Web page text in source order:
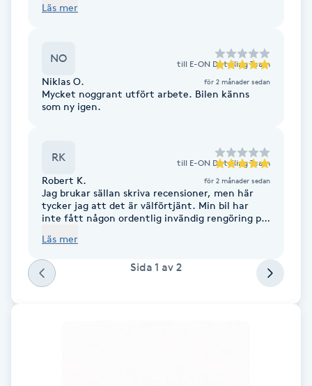
Cryoterapi
Diamantslipning
Enzympeeling
Extensions
Läs mer
NO till E-ON Detailing Team
Niklas O. för 2 månader sedan
Mycket noggrant utfört arbete. Bilen känns
som ny igen.
RK till E-ON Detailing Team
Robert K. för 2 månader sedan
Jag brukar sällan skriva recensioner, men här
tycker jag att det är välförtjänt. Min bil har
inte fått någon ordentlig invändig rengöring på
på vad som faktiskt gick att förbättra.
mattor och plastdetaljer blev märkbart renare
och hela kupén känns betydligt fräschare. Det
Läs mer
Sida 1 av 2